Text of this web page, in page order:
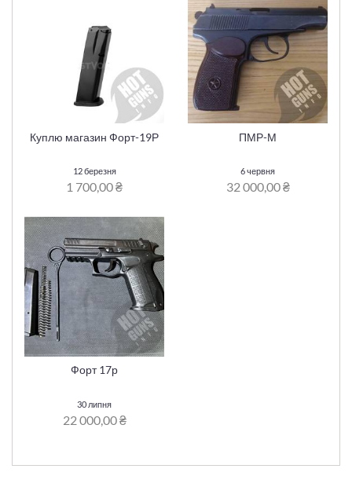
Куплю магазин Форт-19Р
12 березня
1 700,00 ₴
ПМР-М
6 червня
32 000,00 ₴
Форт 17р
30 липня
22 000,00 ₴